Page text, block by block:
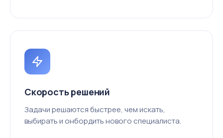
Скорость решений
Задачи решаются быстрее, чем искать,
выбирать и онбордить нового специалиста.